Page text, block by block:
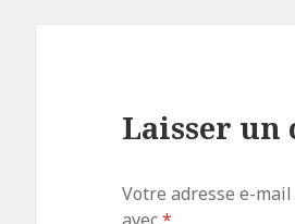
Laisser un
Votre adresse e-